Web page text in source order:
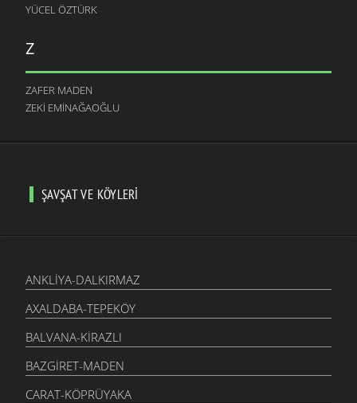
YÜCEL ÖZTÜRK
Z
ZAFER MADEN
ZEKI EMINAĞAOĞLU
ŞAVŞAT VE KÖYLERI
ANKLIYA-DALKIRMAZ
AXALDABA-TEPEKÖY
BALVANA-KIRAZLI
BAZGIRET-MADEN
CARAT-KÖPRÜYAKA